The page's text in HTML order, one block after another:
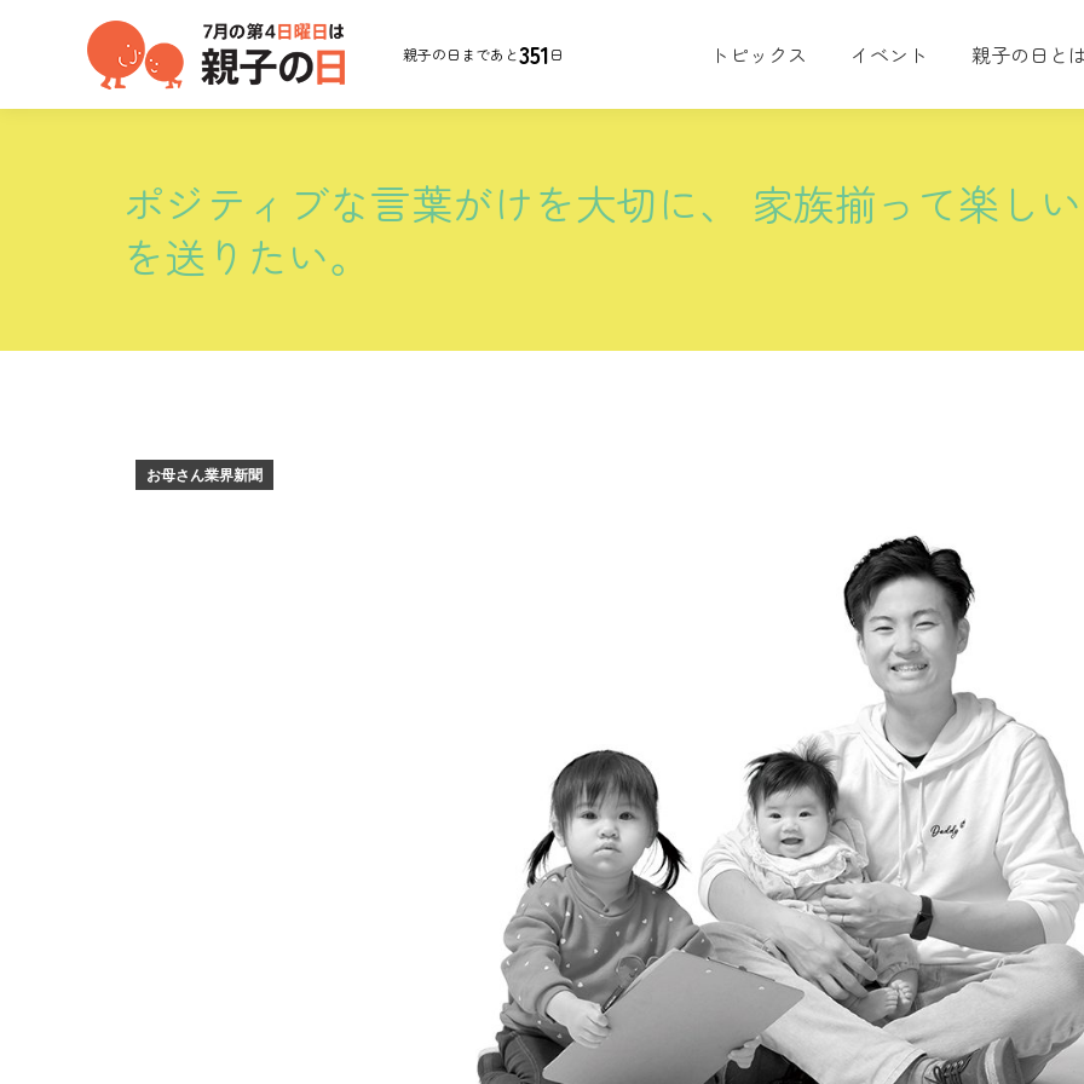
親子の日まであと351日 トピックス イベント 親子の日と
ポジティブな言葉がけを大切に、 家族揃って楽し
を送りたい。
お母さん業界新聞